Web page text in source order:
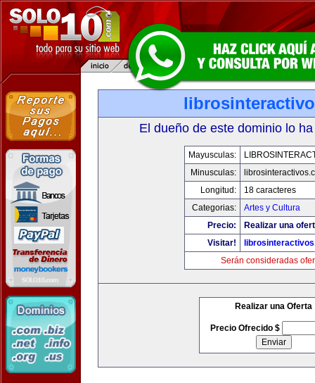
El dueño de este dominio lo
Mayusculas:
Minusculas:
Longitud:
18 caracteres
Categorias:
Artes y Cultura
Precio:
Realizar una
Visitar!
Serán consideradas
Realizar una Oferta
Precio Ofrecido $